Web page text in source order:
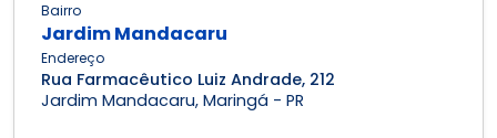
Bairro
Jardim Mandacaru
Endereço
Rua Farmacêutico Luiz Andrade, 212
Jardim Mandacaru, Maringá - PR